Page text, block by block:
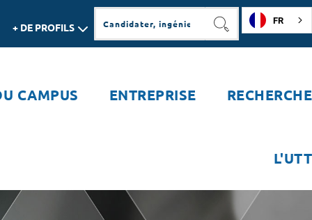
+ DE PROFILS
RECHERCHER
FR
CAMPUS ENTREPRISE RECHERCHE
L'UTT